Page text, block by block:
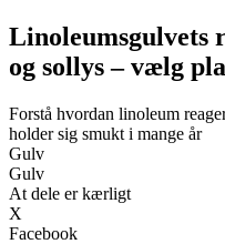
Linoleumsgulvets
og sollys – vælg
Forstå hvordan linoleum
holder sig smukt i mange år
Gulv
Gulv
At dele er kærligt
X
Facebook